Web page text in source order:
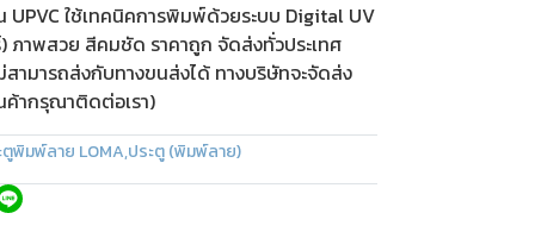
UPVC ใช้เทคนิคการพิมพ์ด้วยระบบ Digital UV
ภาพสวย สีคมชัด ราคาถูก จัดส่งทั่วประเทศ
ามารถส่งกับทางขนส่งได้ ทางบริษัทจะจัดส่ง
ค้ากรุณาติดต่อเรา)
ตูพิมพ์ลาย LOMA,ประตู (พิมพ์ลาย)